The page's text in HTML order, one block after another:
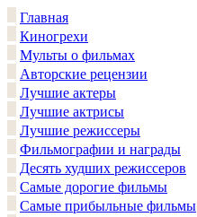
Главная
Киногрехи
Мульты о фильмах
Авторские рецензии
Лучшие актеры
Лучшие актрисы
Лучшие режиссеры
Фильмографии и награды
Десять худших режиссеров
Самые дорогие фильмы
Самые прибыльные фильмы